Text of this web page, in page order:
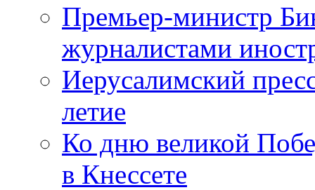
Премьер-министр
журналистами
Иерусалимский
летие
Ко дню великой
в Кнессете